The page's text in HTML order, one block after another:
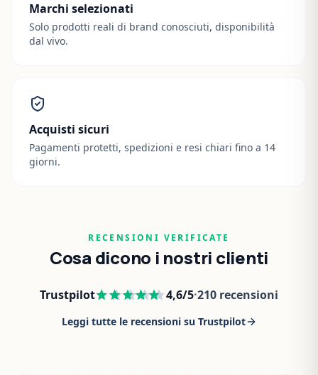
Marchi selezionati
Solo prodotti reali di brand conosciuti, disponibilità
dal vivo.
Acquisti sicuri
Pagamenti protetti, spedizioni e resi chiari fino a 14
giorni.
RECENSIONI VERIFICATE
Cosa dicono i nostri clienti
Trustpilot 4,6/5·210 recensioni
Leggi tutte le recensioni su Trustpilot